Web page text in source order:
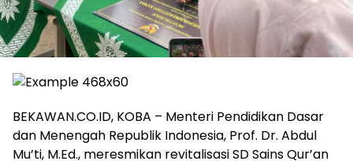
BEKAWAN.CO.ID, KOBA – Menteri Pendidikan Dasar
dan Menengah Republik Indonesia, Prof. Dr. Abdul
Mu’ti, M.Ed., meresmikan revitalisasi SD Sains Qur’an